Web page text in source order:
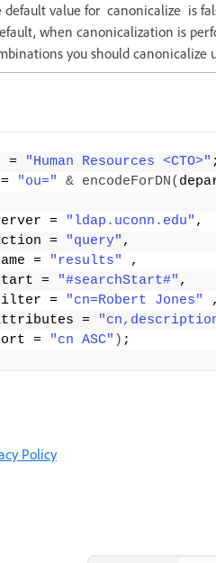
default value for canonicalize is
when canonicalization is
you should
=
"Human Resources <CTO>" ;
"ou=" & encodeForDN(
=
"ldap.uconn.edu" ,
=
"query" ,
=
"results"
,
=
"#searchStart#" ,
=
"cn=Robert Jones"
,
=
=
"cn ASC" ) ;
Policy